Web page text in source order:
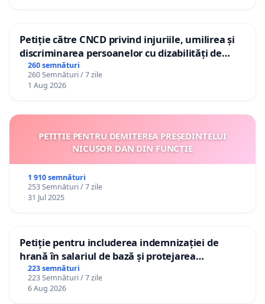
Petiție către CNCD privind injuriile, umilirea și
discriminarea persoanelor cu dizabilități de
către utilizatorul TikTok „Gorici”
260 semnături
260 Semnături / 7 zile
1 Aug 2026
PETIȚIE PENTRU DEMITEREA PREȘEDINTELUI
NICUȘOR DAN DIN FUNCȚIE
1 910 semnături
253 Semnături / 7 zile
31 Jul 2025
Petiție pentru includerea indemnizației de
hrană în salariul de bază și protejarea
gradațiilor de vechime pentru asistenții
personali
223 semnături
223 Semnături / 7 zile
6 Aug 2026